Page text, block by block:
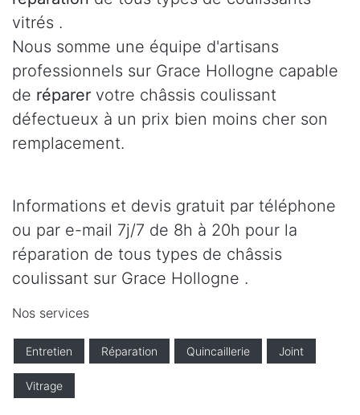
vitrés .
Nous somme une équipe d'artisans
professionnels sur Grace Hollogne capable
de réparer votre châssis coulissant
défectueux à un prix bien moins cher son
remplacement.
Informations et devis gratuit par téléphone
ou par e-mail 7j/7 de 8h à 20h pour la
réparation de tous types de châssis
coulissant sur Grace Hollogne .
Nos services
Entretien Réparation Quincaillerie Joint
Vitrage